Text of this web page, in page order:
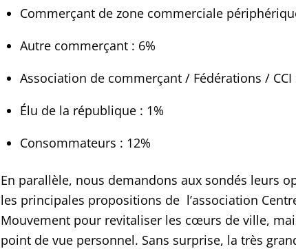
Commerçant de zone commerciale
Autre commerçant : 6%
Association de commerçant / Fédérations / CCI
Élu de la république : 1%
Consommateurs : 12%
En parallèle, nous demandons aux sondés leurs
les principales propositions de l’association
Mouvement pour revitaliser les cœurs de ville,
point de vue personnel. Sans surprise, la très